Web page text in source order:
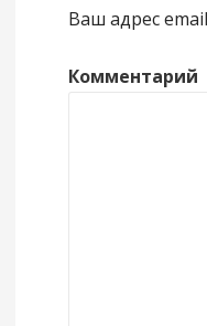
Ваш адрес
Комментарий